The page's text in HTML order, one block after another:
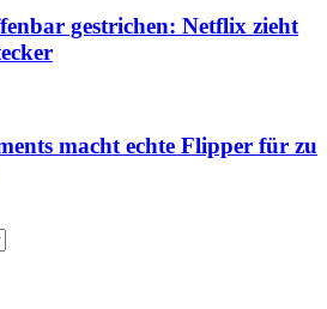
gestrichen: Netflix zieht
macht echte Flipper für zu